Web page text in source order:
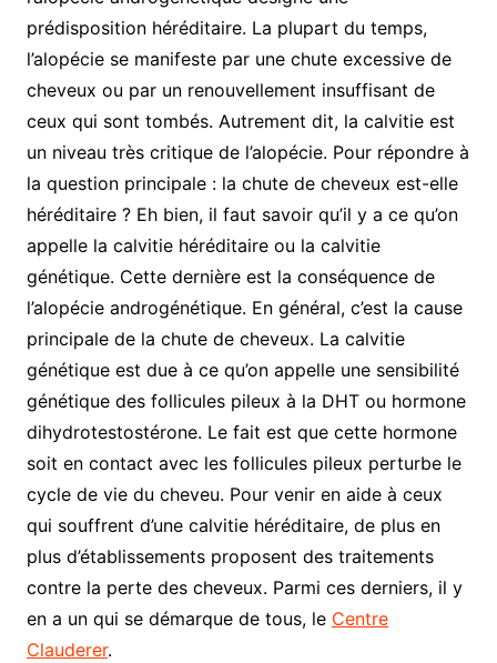
prédisposition héréditaire. La plupart du temps,
l’alopécie se manifeste par une chute excessive de
cheveux ou par un renouvellement insuffisant de
ceux qui sont tombés. Autrement dit, la calvitie est
un niveau très critique de l’alopécie. Pour répondre à
la question principale : la chute de cheveux est-elle
héréditaire ? Eh bien, il faut savoir qu’il y a ce qu’on
appelle la calvitie héréditaire ou la calvitie
génétique. Cette dernière est la conséquence de
l’alopécie androgénétique. En général, c’est la cause
principale de la chute de cheveux. La calvitie
génétique est due à ce qu’on appelle une sensibilité
génétique des follicules pileux à la DHT ou hormone
dihydrotestostérone. Le fait est que cette hormone
soit en contact avec les follicules pileux perturbe le
cycle de vie du cheveu. Pour venir en aide à ceux
qui souffrent d’une calvitie héréditaire, de plus en
plus d’établissements proposent des traitements
contre la perte des cheveux. Parmi ces derniers, il y
en a un qui se démarque de tous, le Centre
Clauderer.